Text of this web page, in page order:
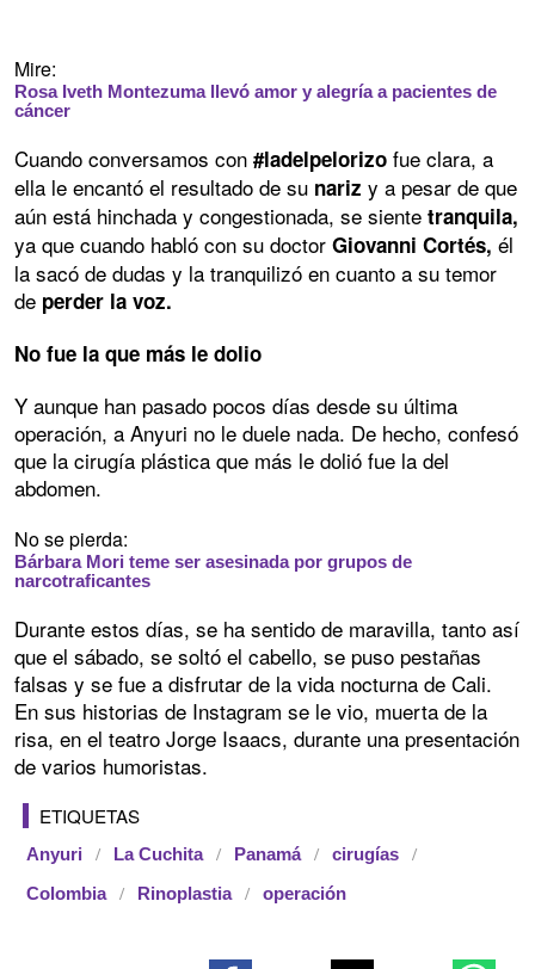
Mire:
Rosa Iveth Montezuma llevó amor y alegría a pacientes de
cáncer
Cuando conversamos con #ladelpelorizo fue clara, a
ella le encantó el resultado de su nariz y a pesar de que
aún está hinchada y congestionada, se siente tranquila,
ya que cuando habló con su doctor Giovanni Cortés, él
la sacó de dudas y la tranquilizó en cuanto a su temor
de perder la voz.
No fue la que más le dolio
Y aunque han pasado pocos días desde su última
operación, a Anyuri no le duele nada. De hecho, confesó
que la cirugía plástica que más le dolió fue la del
abdomen.
No se pierda:
Bárbara Mori teme ser asesinada por grupos de
narcotraficantes
Durante estos días, se ha sentido de maravilla, tanto así
que el sábado, se soltó el cabello, se puso pestañas
falsas y se fue a disfrutar de la vida nocturna de Cali.
En sus historias de Instagram se le vio, muerta de la
risa, en el teatro Jorge Isaacs, durante una presentación
de varios humoristas.
ETIQUETAS
Anyuri La Cuchita Panamá cirugías
Colombia Rinoplastia operación